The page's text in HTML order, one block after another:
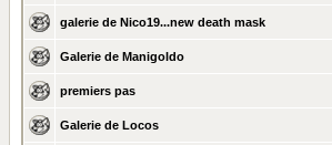
galerie de Nico19...new death mask
Galerie de Manigoldo
premiers pas
Galerie de Locos